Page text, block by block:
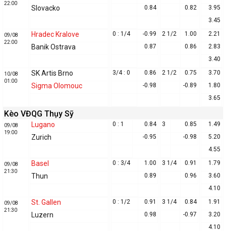
22:00
Slovacko
0.84
0.82
3.95
3.45
09/08
22:00
Hradec Kralove
Banik Ostrava
0 : 1/4
-0.99
0.87
2 1/2
1.00
0.86
2.21
2.83
3.40
10/08
01:00
SK Artis Brno
Sigma Olomouc
3/4 : 0
0.86
-0.98
2 1/2
0.75
-0.89
3.70
1.80
3.65
Kèo VĐQG Thụy Sỹ
09/08
19:00
Lugano
Zurich
0 : 1
0.84
-0.95
3
0.85
-0.98
1.49
5.20
4.55
09/08
21:30
Basel
Thun
0 : 3/4
1.00
0.89
3 1/4
0.91
0.96
1.79
3.60
4.10
09/08
21:30
St. Gallen
Luzern
0 : 1/2
0.91
0.98
3 1/4
0.84
-0.97
1.91
3.20
4.10